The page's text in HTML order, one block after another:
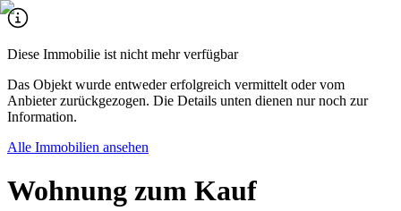
Diese Immobilie ist nicht mehr verfügbar
Das Objekt wurde entweder erfolgreich vermittelt oder vom
Anbieter zurückgezogen. Die Details unten dienen nur noch zur
Information.
Alle Immobilien ansehen
Wohnung zum Kauf